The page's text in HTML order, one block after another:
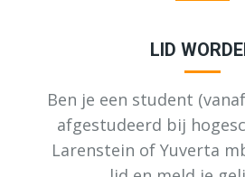
LID
Ben je een student
afgestudeerd bij
Larenstein of Yuverta